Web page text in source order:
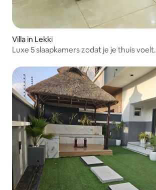
Villa in Lekki
Luxe 5 slaapkamers zodat je je thuis voelt.